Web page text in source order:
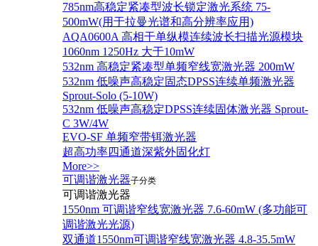
785nm高稳定紧凑型波长锁定激光系统 75-
500mW(用于拉曼光谱和高分辨率应用)
AQA0600A 高相干单纵模连续波长扫描光源模块
1060nm 1250Hz 大于10mW
532nm 高稳定紧凑型单频窄线宽激光器 200mW
532nm 低噪声高稳定固态DPSS连续单频激光器
Sprout‐Solo (5-10W)
532nm 低噪声高稳定DPSS连续固体激光器 Sprout-
C 3W/4W
EVO-SF 单频窄带铒激光器
超高功率四通道深紫外固化灯
More>>
可调谐激光器子分类
可调谐激光器
1550nm 可调谐窄线宽激光器 7.6-60mW (多功能可
调谐激光光源)
双通道1550nm可调谐窄线宽激光器 4.8-35.5mW